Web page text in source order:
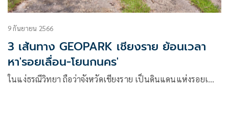
9 กันยายน 2566
3 เส้นทาง GEOPARK เชียงราย ย้อนเวลา
หา'รอยเลื่อน-โยนกนคร'
ในแง่ธรณีวิทยา ถือว่าจังหวัดเชียงราย เป็นดินแดนแห่งรอยเ…